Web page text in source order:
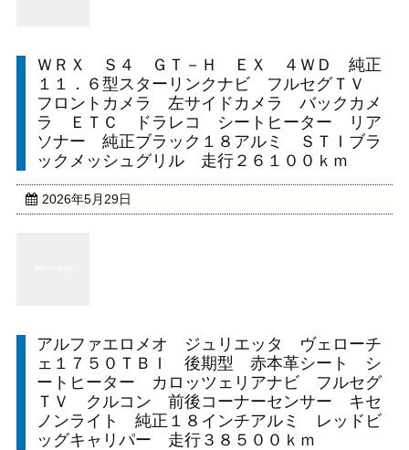
ＷＲＸ Ｓ４ ＧＴ－Ｈ ＥＸ ４ＷＤ 純正
１１．６型スターリンクナビ フルセグＴＶ
フロントカメラ 左サイドカメラ バックカメ
ラ ＥＴＣ ドラレコ シートヒーター リア
ソナー 純正ブラック１８アルミ ＳＴＩブラ
ックメッシュグリル 走行２６１００ｋｍ
2026年5月29日
アルファエロメオ ジュリエッタ ヴェローチ
ェ１７５０ＴＢＩ 後期型 赤本革シート シ
ートヒーター カロッツェリアナビ フルセグ
ＴＶ クルコン 前後コーナーセンサー キセ
ノンライト 純正１８インチアルミ レッドビ
ッグキャリパー 走行３８５００ｋｍ